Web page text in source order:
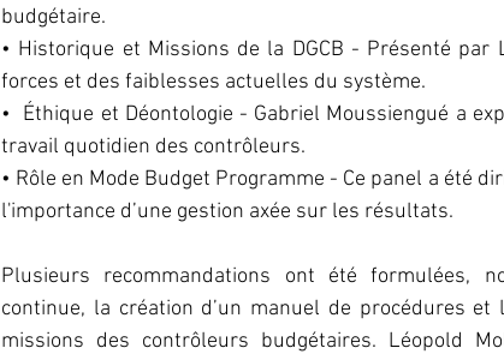
budgétaire.
• Historique et Missions de la DGCB - Présenté
forces et des faiblesses actuelles du système.
•  Éthique et Déontologie - Gabriel Moussiengué a
travail quotidien des contrôleurs.
• Rôle en Mode Budget Programme - Ce panel a été
l'importance d’une gestion axée sur les résultats.
Plusieurs recommandations ont été formulées,
continue, la création d’un manuel de procédures
missions des contrôleurs budgétaires. Léopold